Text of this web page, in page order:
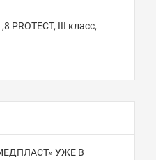
PROTECT, III класс,
УЖЕ В